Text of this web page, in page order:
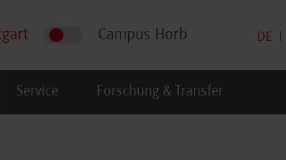
Campus Horb DE
Service Forschung & Transfer